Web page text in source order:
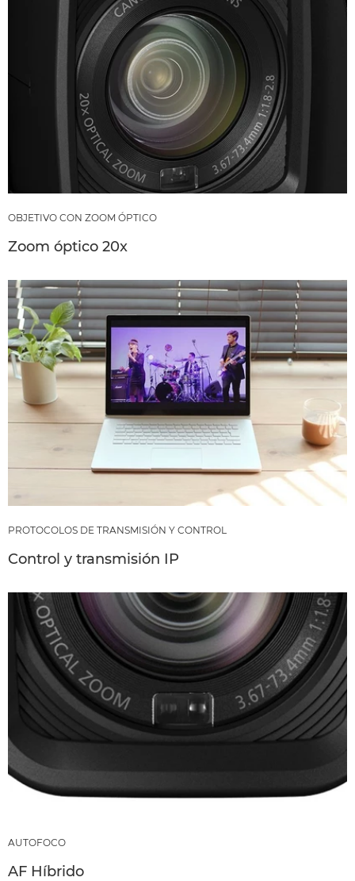
OBJETIVO CON ZOOM ÓPTICO
Zoom óptico 20x
PROTOCOLOS DE TRANSMISIÓN Y CONTROL
Control y transmisión IP
AUTOFOCO
AF Híbrido